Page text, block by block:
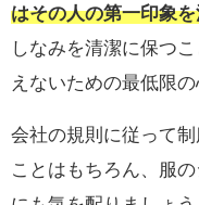
はその人の第一印象
しなみを清潔に保つ
えないための最低限
会社の規則に従って
ことはもちろん、服